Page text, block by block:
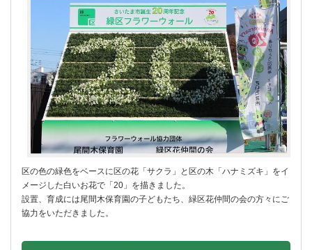
区の色の緑色をベースに区の花「サクラ」と区の木「ハナミズキ」をイ
メージした白いお花で「20」を描きました。
設置、育成には尾間木保育園の子どもたち、緑区花仲間の会の方々にご
協力をいただきました。